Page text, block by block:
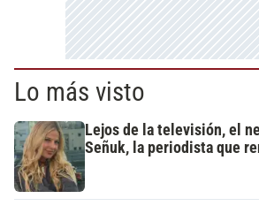
Lo más visto
Lejos de la televisión, el
Señuk, la periodista que